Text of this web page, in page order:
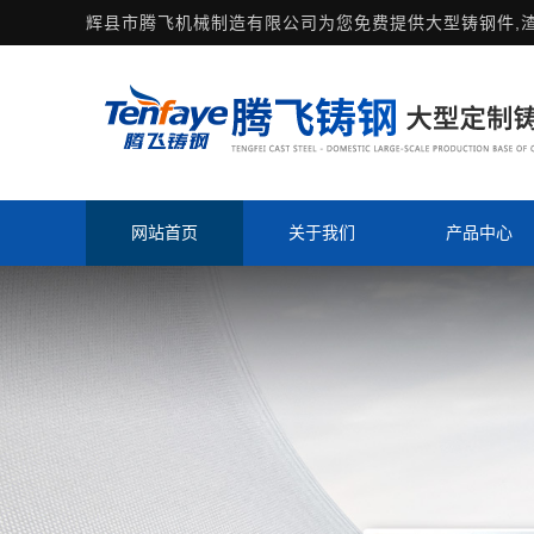
辉县市腾飞机械制造有限公司为您免费提供大型铸钢件 ,
网站首页 关于我们 产品中心